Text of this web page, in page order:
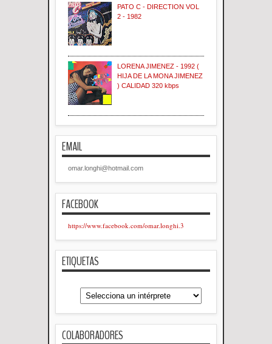
PATO C - DIRECTION VOL
2 - 1982
LORENA JIMENEZ - 1992 (
HIJA DE LA MONA JIMENEZ
) CALIDAD 320 kbps
EMAIL
omar.longhi@hotmail.com
FACEBOOK
https://www.facebook.com/omar.longhi.3
ETIQUETAS
COLABORADORES